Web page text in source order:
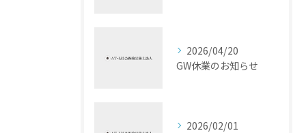
2026/04/20
GW休業のお知らせ
2026/02/01